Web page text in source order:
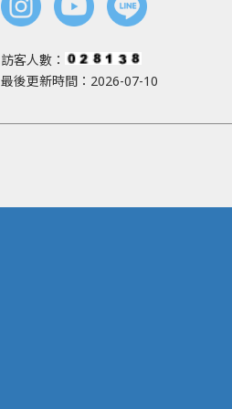
訪客人數：
最後更新時間：2026-07-10